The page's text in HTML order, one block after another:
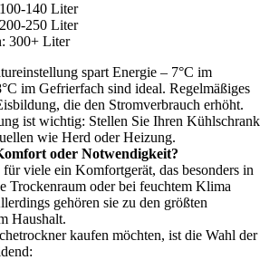
140 Liter
250 Liter
300+ Liter
spart Energie – 7°C im
im Gefrierfach sind ideal. Regelmäßiges
die den Stromverbrauch erhöht.
ist wichtig: Stellen Sie Ihren Kühlschrank
wie Herd oder Heizung.
oder Notwendigkeit?
viele ein Komfortgerät, das besonders in
Trockenraum oder bei feuchtem Klima
gehören sie zu den größten
Haushalt.
kaufen möchten, ist die Wahl der